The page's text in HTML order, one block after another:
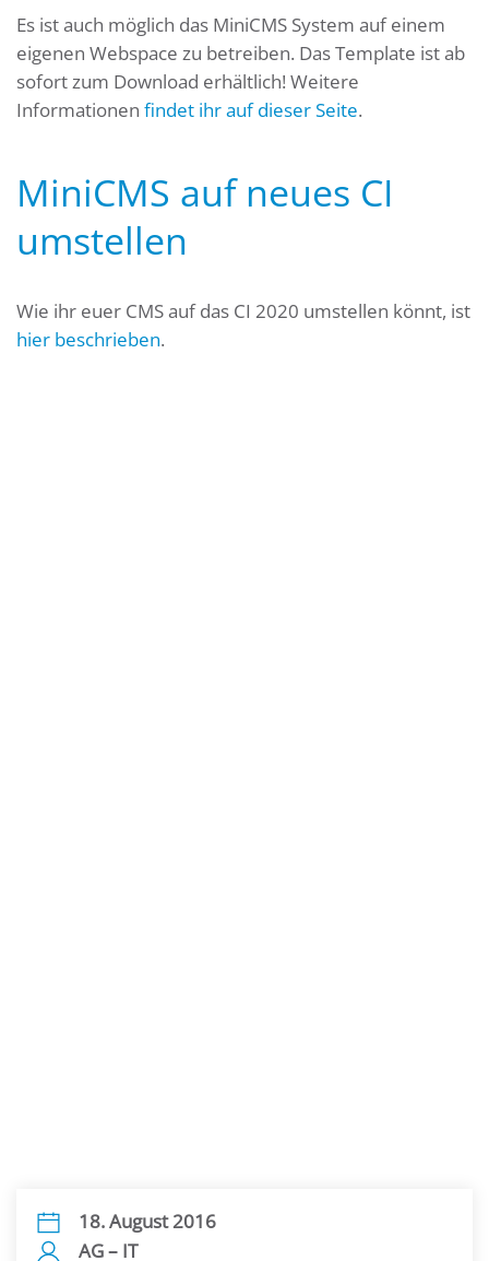
Es ist auch möglich das MiniCMS System auf einem
eigenen Webspace zu betreiben. Das Template ist ab
sofort zum Download erhältlich! Weitere
Informationen findet ihr auf dieser Seite.
MiniCMS auf neues CI
umstellen
Wie ihr euer CMS auf das CI 2020 umstellen könnt, ist
hier beschrieben.
18. August 2016
AG – IT